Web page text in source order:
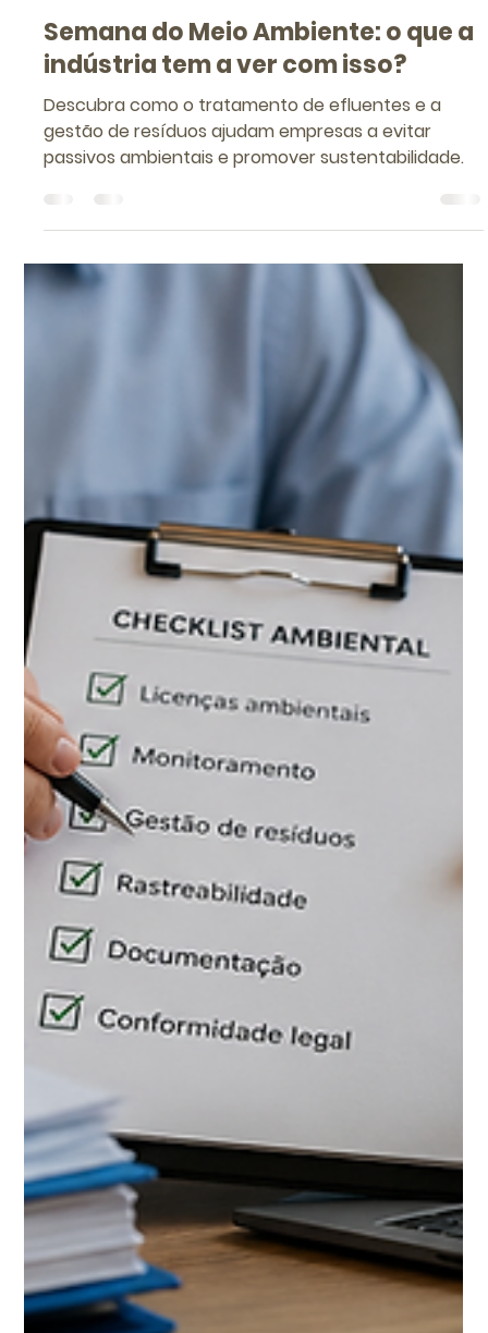
Marcos Rodrigues
5 de jun.
2 min de leitura
Semana do Meio Ambiente: o que a
indústria tem a ver com isso?
Descubra como o tratamento de efluentes e a
gestão de resíduos ajudam empresas a evitar